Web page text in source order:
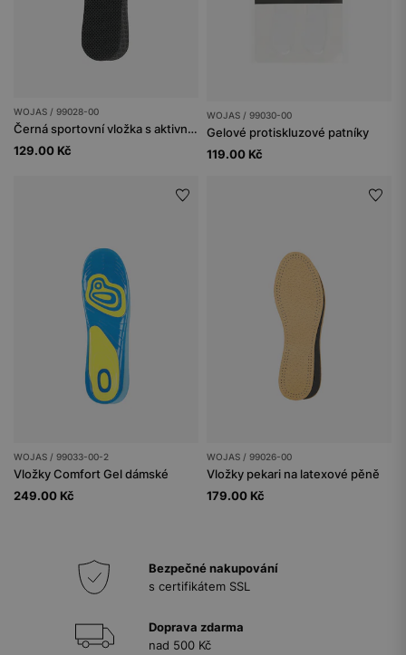
WOJAS / 99028-00
Černá sportovní vložka s aktivním uhlím
129.00 Kč
WOJAS / 99030-00
Gelové protiskluzové patníky
119.00 Kč
WOJAS / 99033-00-2
Vložky Comfort Gel dámské
249.00 Kč
WOJAS / 99026-00
Vložky pekari na latexové pěně
179.00 Kč
Bezpečné nakupování
s certifikátem SSL
Doprava zdarma
nad 500 Kč